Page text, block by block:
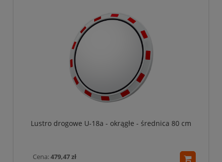
Lustro drogowe U-18a - okrągłe - średnica 80 cm
Cena:479,47 zł